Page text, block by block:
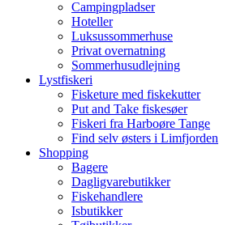
Campingpladser
Hoteller
Luksussommerhuse
Privat overnatning
Sommerhusudlejning
Lystfiskeri
Fisketure med fiskekutter
Put and Take fiskesøer
Fiskeri fra Harboøre Tange
Find selv østers i Limfjorden
Shopping
Bagere
Dagligvarebutikker
Fiskehandlere
Isbutikker